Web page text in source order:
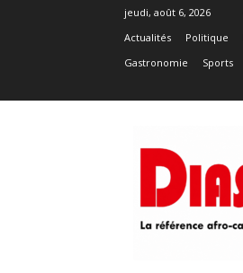
jeudi, août 6, 2026
Actualités
Politique
Gastronomie
Sports